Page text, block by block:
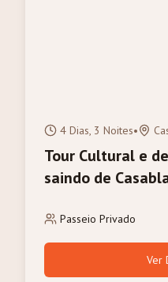
4 Dias, 3 Noites•
Tour Cultural e
saindo de
Passeio Privado
Ver